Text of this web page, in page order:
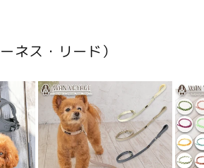
ネス・リード）